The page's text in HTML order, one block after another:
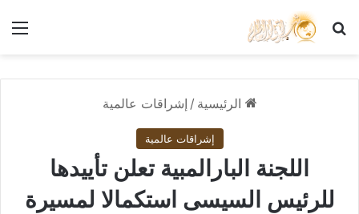
بحث عن
الرئيسية / إشراقات عالمية
إشراقات عالمية
اللجنة البارالمبية تعلن تأييدها
للرئيس السيسى استكمالا لمسيرة